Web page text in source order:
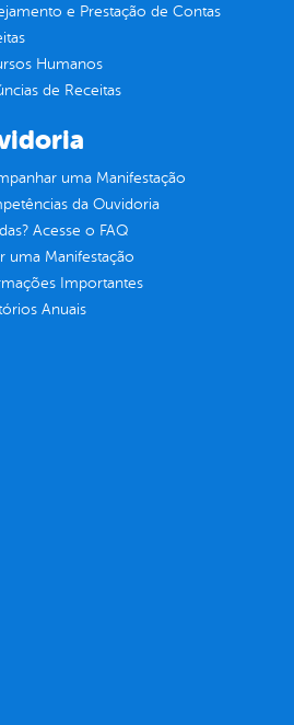
e Prestação de Contas
Humanos
de Receitas
uma Manifestação
da Ouvidoria
Acesse o FAQ
uma Manifestação
Importantes
Anuais